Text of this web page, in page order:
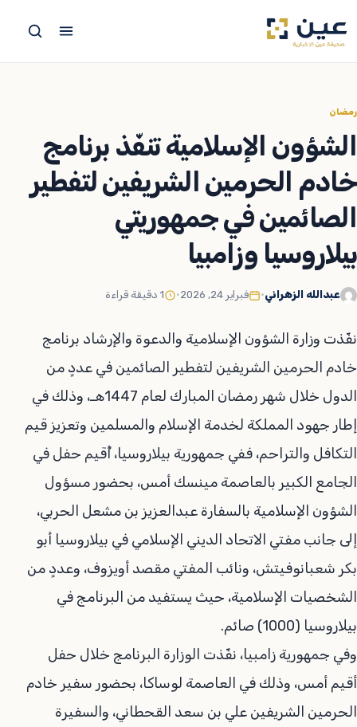
إلى
رمضان
الشؤون الإسلامية تنفّذ برنامج
خادم الحرمين الشريفين لتفطير
الصائمين في جمهوريتي
بيلاروسيا وزامبيا
عبدالله الزهراني• فبراير 24, 2026 • 1 دقيقة قراءة
نفّذت وزارة الشؤون الإسلامية والدعوة والإرشاد برنامج
خادم الحرمين الشريفين لتفطير الصائمين في عددٍ من
الدول خلال شهر رمضان المبارك لعام 1447هـ، وذلك في
إطار جهود المملكة لخدمة الإسلام والمسلمين وتعزيز قيم
التكافل والتراحم، ففي جمهورية بيلاروسيا، أُقيم حفل في
الجامع الكبير بالعاصمة مينسك أمس، بحضور مسؤول
الشؤون الإسلامية بالسفارة عبدالعزيز بن مشعل الحربي،
إلى جانب مفتي الاتحاد الديني الإسلامي في بيلاروسيا أبو
بكر شعبانوفيتش، ونائب المفتي مقصد أويزوف، وعددٍ من
الشخصيات الإسلامية، حيث يستفيد من البرنامج في
بيلاروسيا (1000) صائم.
وفي جمهورية زامبيا، نفّذت الوزارة البرنامج خلال حفل
أقيم أمس، وذلك في العاصمة لوساكا، بحضور سفير خادم
الحرمين الشريفين علي بن سعد القحطاني، والسفيرة